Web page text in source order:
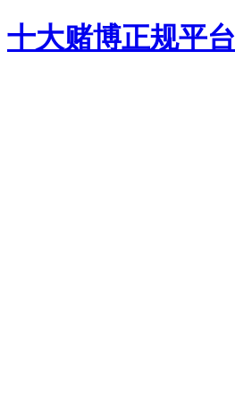
十大赌博正规平台